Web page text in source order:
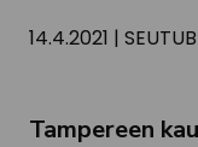
14.4.2021 |
Tampereen